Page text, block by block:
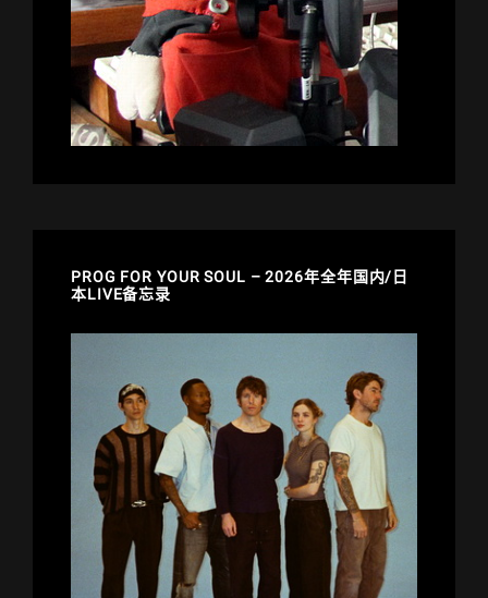
PROG FOR YOUR SOUL – 2026年全年国内/日
本LIVE备忘录